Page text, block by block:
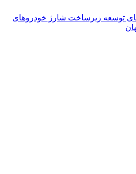
توسعه زیرساخت شارژ خودروهای